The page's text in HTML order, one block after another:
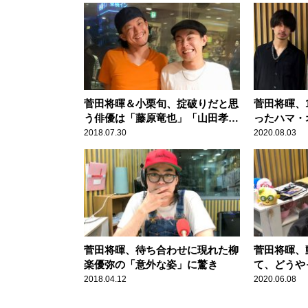
菅田将暉＆小栗旬、掟破りだと思
う俳優は「藤原竜也」「山田孝
之」
2018.07.30
菅田将暉、
ったハマ
発で気づく
2020.08.03
菅田将暉、待ち合わせに現れた柳
楽優弥の「意外な姿」に驚き
2018.04.12
菅田将暉
て、どう
る？」 ス
2020.06.08